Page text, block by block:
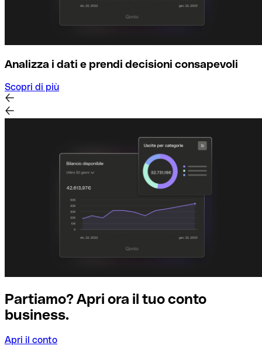
Analizza i dati e prendi decisioni consapevoli
Scopri di più
Partiamo? Apri ora il tuo conto
business.
Apri il conto